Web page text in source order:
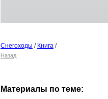
Снегоходы / Книга /
Назад
Материалы по теме: